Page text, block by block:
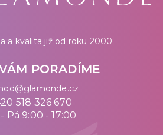
a kvalita již od roku 2000
PORADÍME
518 326 670
Pá 9:00 - 17:00